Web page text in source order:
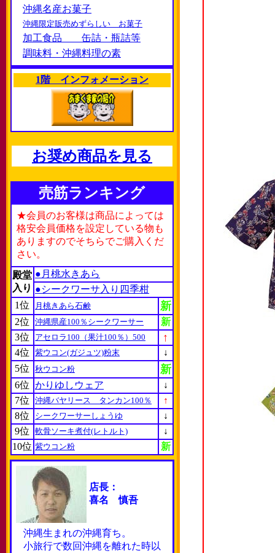
沖縄名産お菓子
沖縄限定販売めずらしい お菓子
加工食品 缶詰・瓶詰等
調味料・沖縄料理の素
1階 インフォメーション
お奨め商品を見る
売筋ランキング
★会員のお客様は商品によっては
格安会員価格を設定している物も
ありますのでそちらでご購入くだ
さい。
殿堂
入り
●月桃水きあら
●シークワーサ入り四季柑
1位
月桃きあら石鹸 新
2位 沖縄県産100％シークワーサー
新
3位
アセロラ100（果汁100％）500 ↑
4位 紫ウコン(ガジュツ)粉末
↓
5位
秋ウコン粉 新
6位 かりゆしウェア
↓
7位
沖縄バヤリース タンカン100％
↑
8位
シークワーサーしょうゆ
↓
9位
軟骨ソーキ煮付(レトルト)
↓
10位 紫ウコン粉 新
店長：
喜名 慎吾
沖縄生まれの沖縄育ち。
小旅行で数回沖縄を離れた時以